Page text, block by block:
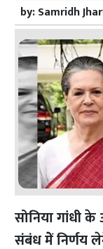
by:Samridh
सोनिया गांधी
संबंध मेें निर्णय